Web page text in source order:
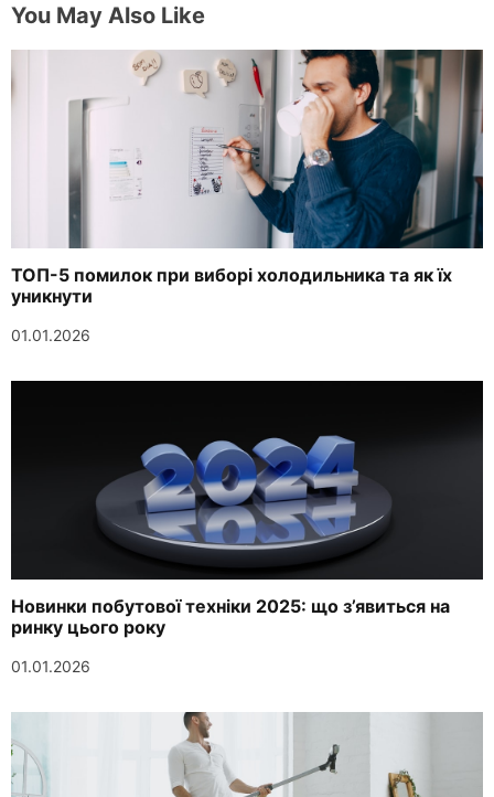
You May Also Like
ТОП-5 помилок при виборі холодильника та як їх
уникнути
01.01.2026
Новинки побутової техніки 2025: що з’явиться на
ринку цього року
01.01.2026